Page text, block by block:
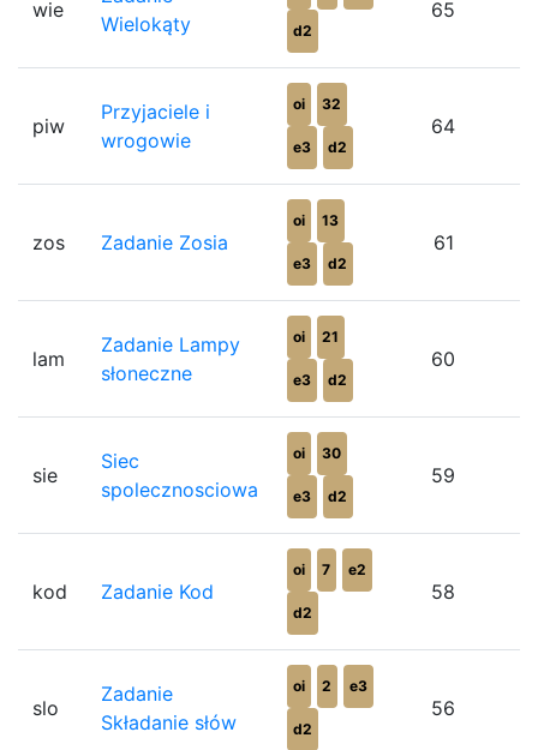
wie
Wielokąty
d2
65
piw
Przyjaciele i
wrogowie
oi 32
e3 d2
64
zos Zadanie Zosia
oi 13
e3 d2
61
lam
Zadanie Lampy
słoneczne
oi 21
e3 d2
60
sie
Siec
spolecznosciowa
oi 30
e3 d2
59
kod Zadanie Kod
oi 7 e2
d2
58
slo
Zadanie
Składanie słów
oi 2 e3
d2
56